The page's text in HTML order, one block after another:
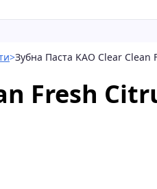
>Зубна Паста KAO Clear
Fresh